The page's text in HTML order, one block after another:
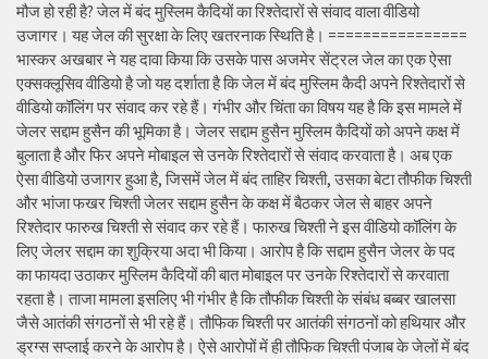
मौज हो रही है? जेल में बंद मुस्लिम कैदियों का रिश्तेदारों से संवाद वाला वीडियो
उजागर। यह जेल की सुरक्षा के लिए खतरनाक स्थिति है। ================
भास्कर अखबार ने यह दावा किया कि उसके पास अजमेर सेंट्रल जेल का एक ऐसा
एक्सक्लूसिव वीडियो है जो यह दर्शाता है कि जेल में बंद मुस्लिम कैदी अपने रिश्तेदारों से
वीडियो कॉलिंग पर संवाद कर रहे हैं। गंभीर और चिंता का विषय यह है कि इस मामले में
जेलर सद्दाम हुसैन की भूमिका है। जेलर सद्दाम हुसैन मुस्लिम कैदियों को अपने कक्ष में
बुलाता है और फिर अपने मोबाइल से उनके रिश्तेदारों से संवाद करवाता है। अब एक
ऐसा वीडियो उजागर हुआ है, जिसमें जेल में बंद ताहिर चिश्ती, उसका बेटा तौफीक चिश्ती
और भांजा फखर चिश्ती जेलर सद्दाम हुसैन के कक्ष में बैठकर जेल से बाहर अपने
रिश्तेदार फारुख चिश्ती से संवाद कर रहे हैं। फारुख चिश्ती ने इस वीडियो कॉलिंग के
लिए जेलर सद्दाम का शुक्रिया अदा भी किया। आरोप है कि सद्दाम हुसैन जेलर के पद
का फायदा उठाकर मुस्लिम कैदियों की बात मोबाइल पर उनके रिश्तेदारों से करवाता
रहता है। ताजा मामला इसलिए भी गंभीर है कि तौफीक चिश्ती के संबंध बब्बर खालसा
जैसे आतंकी संगठनों से भी रहे हैं। तौफिक चिश्ती पर आतंकी संगठनों को हथियार और
ड्रग्स सप्लाई करने के आरोप है। ऐसे आरोपों में ही तौफिक चिश्ती पंजाब के जेलों में बंद